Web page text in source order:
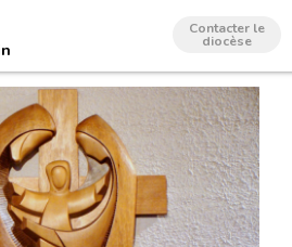
Contacter le
diocèse